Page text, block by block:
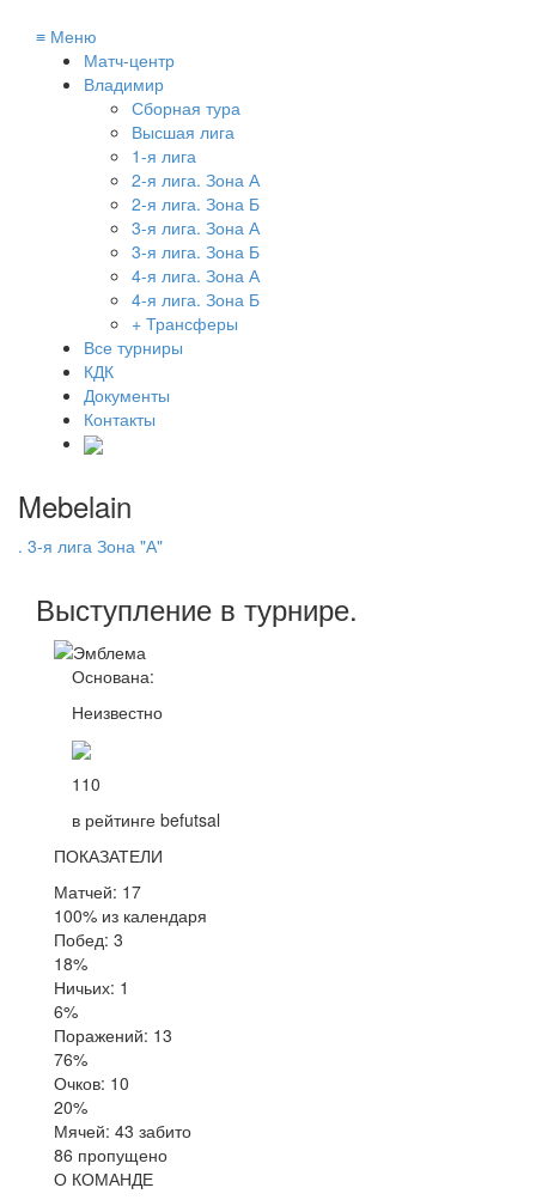
≡ Меню
Матч-центр
Владимир
Сборная тура
Высшая лига
1-я лига
2-я лига. Зона А
2-я лига. Зона Б
3-я лига. Зона А
3-я лига. Зона Б
4-я лига. Зона А
4-я лига. Зона Б
+ Трансферы
Все турниры
КДК
Документы
Контакты
Mebelain
. 3-я лига Зона "А"
Выступление в турнире.
Основана:
Неизвестно
110
в рейтинге befutsal
ПОКАЗАТЕЛИ
Матчей: 17
100% из календаря
Побед: 3
18%
Ничьих: 1
6%
Поражений: 13
76%
Очков: 10
20%
Мячей: 43 забито
86 пропущено
О КОМАНДЕ